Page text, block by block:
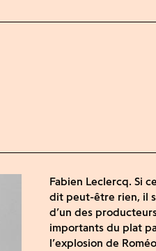
Fabien Leclercq. Si
dit peut-être rien, il
d’un des
importants du plat
l’explosion de